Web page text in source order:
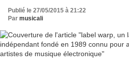
Publié le 27/05/2015 à 21:22
Par musicali